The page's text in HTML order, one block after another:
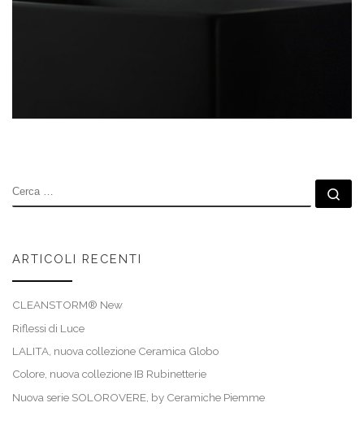
CERCA
ARTICOLI RECENTI
CLEANSTORM® New
Riflessi di Luce
LALITA, nuova collezione Ceramica Globo
Colore, nuova collezione IB Rubinetterie
Nuova serie SOLOROVERE, by Ceramiche Piemme